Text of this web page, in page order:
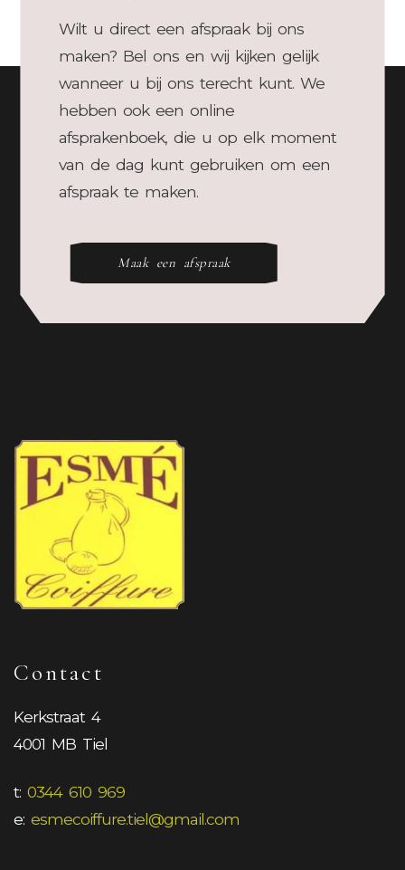
Wilt u direct een afspraak bij ons
maken? Bel ons en wij kijken gelijk
wanneer u bij ons terecht kunt. We
hebben ook een online
afsprakenboek, die u op elk moment
van de dag kunt gebruiken om een
afspraak te maken.
Maak een afspraak
Contact
Kerkstraat 4
4001 MB Tiel
t: 0344 610 969
e: esmecoiffure.tiel@gmail.com